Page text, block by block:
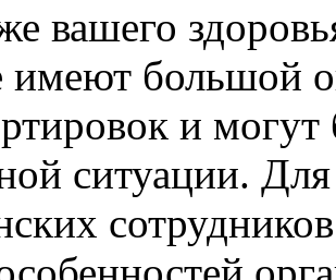
вашего
имеют большой
и могут
ситуации.